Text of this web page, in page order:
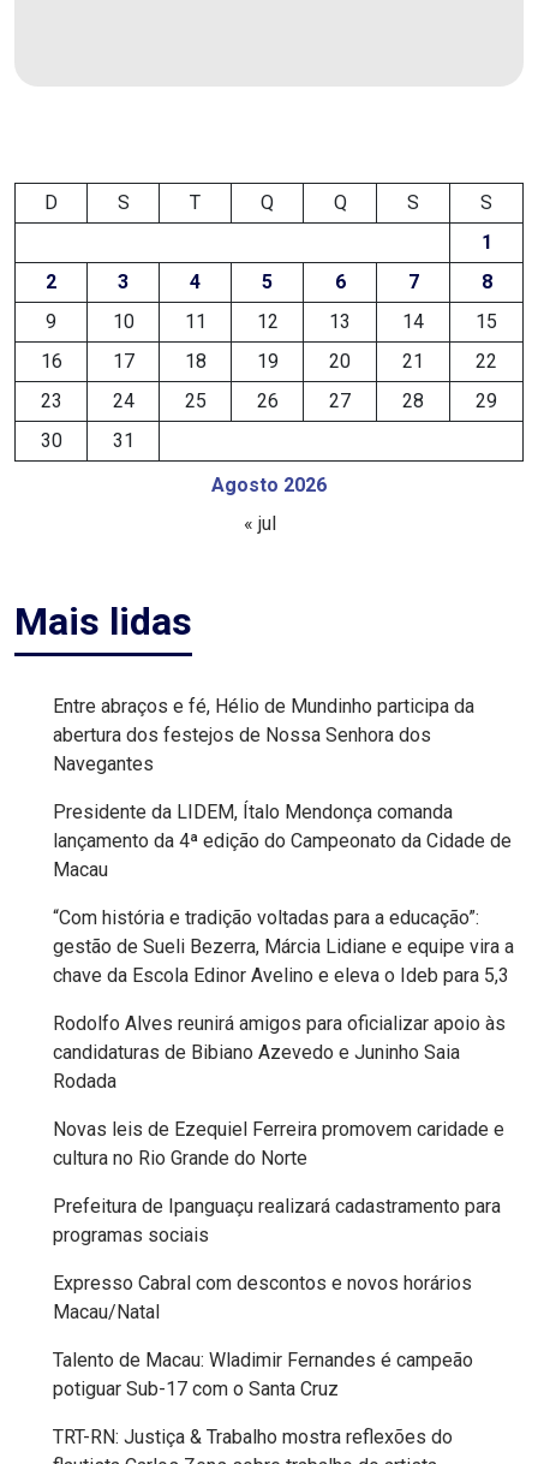
ESPORTE
FAKE
NEWS
FANEX
FESTA
SAL
2025
FINANCEIRO
FOLIA
FPM
FUTEBOL
FUTSAL
FUTURO
GERAÇÃO
EMPREGO
E
RENDA
Agosto 2026
D S T Q Q S
S
1
2
3 4 5 6 7
8
9
10 11 12 13 14
15
16
17 18 19 20 21
22
23
24 25 26 27 28
29
30
31
« jul
Mais lidas
Entre abraços e fé, Hélio de Mundinho participa da
abertura dos festejos de Nossa Senhora dos
Navegantes
Presidente da LIDEM, Ítalo Mendonça comanda
lançamento da 4ª edição do Campeonato da Cidade de
Macau
“Com história e tradição voltadas para a educação”:
gestão de Sueli Bezerra, Márcia Lidiane e equipe vira a
chave da Escola Edinor Avelino e eleva o Ideb para 5,3
Rodolfo Alves reunirá amigos para oficializar apoio às
candidaturas de Bibiano Azevedo e Juninho Saia
Rodada
Novas leis de Ezequiel Ferreira promovem caridade e
cultura no Rio Grande do Norte
Prefeitura de Ipanguaçu realizará cadastramento para
programas sociais
Expresso Cabral com descontos e novos horários
Macau/Natal
Talento de Macau: Wladimir Fernandes é campeão
potiguar Sub-17 com o Santa Cruz
TRT-RN: Justiça & Trabalho mostra reflexões do